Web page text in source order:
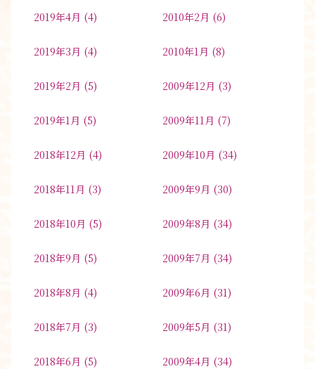
2019年4月 (4)
2019年3月 (4)
2019年2月 (5)
2019年1月 (5)
2018年12月 (4)
2018年11月 (3)
2018年10月 (5)
2018年9月 (5)
2018年8月 (4)
2018年7月 (3)
2018年6月 (5)
2010年2月 (6)
2010年1月 (8)
2009年12月 (3)
2009年11月 (7)
2009年10月 (34)
2009年9月 (30)
2009年8月 (34)
2009年7月 (34)
2009年6月 (31)
2009年5月 (31)
2009年4月 (34)